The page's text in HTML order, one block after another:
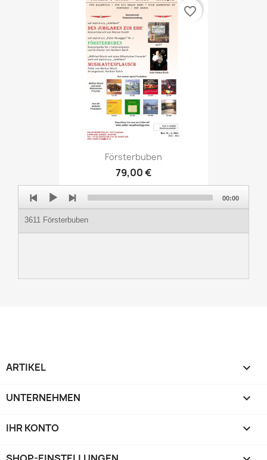
Försterbuben
79,00 €
favorite_border
Player
3611 Försterbuben
00:00
ARTIKEL 
UNTERNEHMEN 
IHR KONTO 